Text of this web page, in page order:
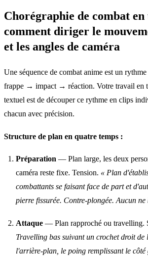
Chorégraphie de combat en
comment diriger le
et les angles de caméra
Une séquence de combat anime est un
frappe → impact → réaction. Votre travail en
textuel est de découper ce rythme en clips
chacun avec précision.
Structure de plan en quatre temps :
Préparation — Plan large, les deux
caméra reste fixe. Tension. « Plan
combattants se faisant face de part et
pierre fissurée. Contre-plongée. Aucun ne
Attaque — Plan rapproché ou travelling.
Travelling bas suivant un crochet droit de
l'arrière-plan, le poing remplissant le côté